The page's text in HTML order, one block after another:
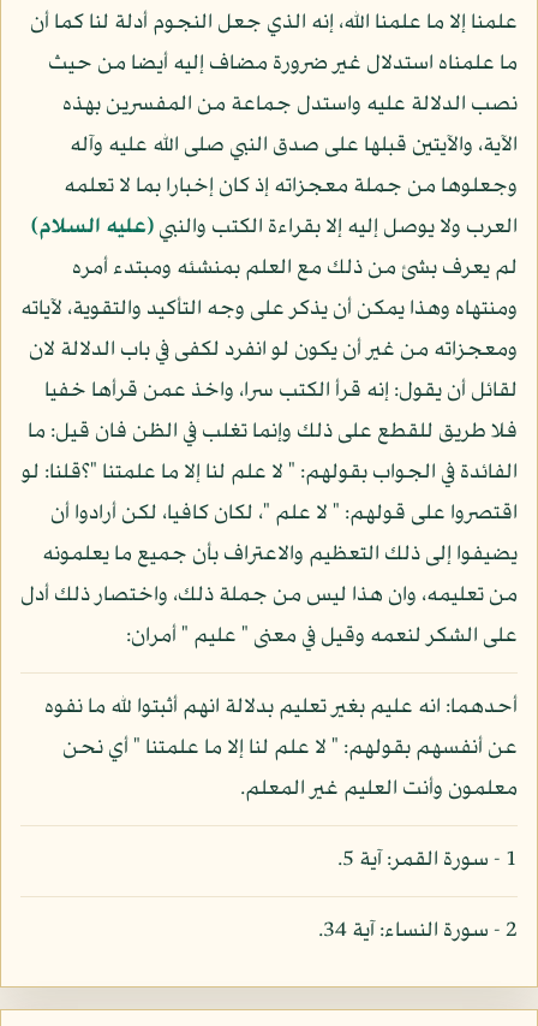
علمنا إلا ما علمنا الله، إنه الذي جعل النجوم أدلة لنا كما أن
ما علمناه استدلال غير ضرورة مضاف إليه أيضا من حيث
نصب الدلالة عليه واستدل جماعة من المفسرين بهذه
الآية، والآيتين قبلها على صدق النبي صلى الله عليه وآله
وجعلوها من جملة معجزاته إذ كان إخبارا بما لا تعلمه
العرب ولا يوصل إليه إلا بقراءة الكتب والنبي(عليه السلام)
لم يعرف بشئ من ذلك مع العلم بمنشئه ومبتدء أمره
ومنتهاه وهذا يمكن أن يذكر على وجه التأكيد والتقوية، لآياته
ومعجزاته من غير أن يكون لو انفرد لكفى في باب الدلالة لان
لقائل أن يقول: إنه قرأ الكتب سرا، واخذ عمن قرأها خفيا
فلا طريق للقطع على ذلك وإنما تغلب في الظن فان قيل: ما
الفائدة في الجواب بقولهم: " لا علم لنا إلا ما علمتنا "؟قلنا: لو
اقتصروا على قولهم: " لا علم "، لكان كافيا، لكن أرادوا أن
يضيفوا إلى ذلك التعظيم والاعتراف بأن جميع ما يعلمونه
من تعليمه، وان هذا ليس من جملة ذلك، واختصار ذلك أدل
على الشكر لنعمه وقيل في معنى " عليم " أمران:
أحدهما: انه عليم بغير تعليم بدلالة انهم أثبتوا لله ما نفوه
عن أنفسهم بقولهم: " لا علم لنا إلا ما علمتنا " أي نحن
معلمون وأنت العليم غير المعلم.
1 - سورة القمر: آية 5.
2 - سورة النساء: آية 34.